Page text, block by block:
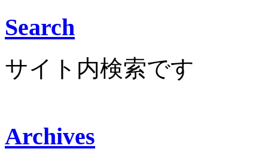
Search
サイト内検索です
Archives